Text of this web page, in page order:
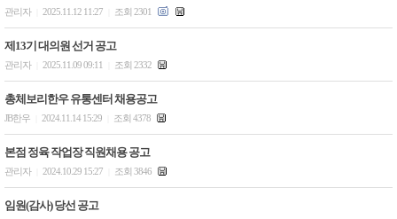
관리자 2025.11.12 11:27 조회 2301
제13기 대의원 선거 공고
관리자 2025.11.09 09:11 조회 2332
총체보리한우 유통센터 채용공고
JB한우 2024.11.14 15:29 조회 4378
본점 정육 작업장 직원채용 공고
관리자 2024.10.29 15:27 조회 3846
임원(감사) 당선 공고